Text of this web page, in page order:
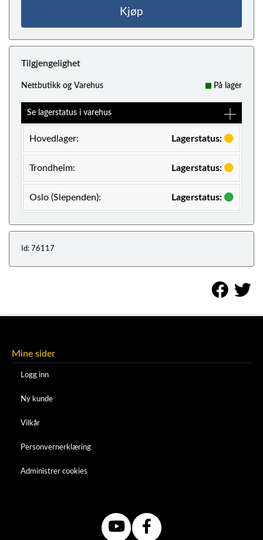
Kjøp
Tilgjengelighet
Nettbutikk og Varehus På lager
Se lagerstatus i varehus
Hovedlager: Lagerstatus:
Trondheim: Lagerstatus:
Oslo (Slependen): Lagerstatus:
Id: 76117
Mine sider
Logg inn
Ny kunde
Vilkår
Personvernerklæring
Administrer cookies